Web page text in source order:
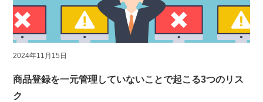
2024年11月15日
商品登録を一元管理していないことで起こる3つのリス
ク